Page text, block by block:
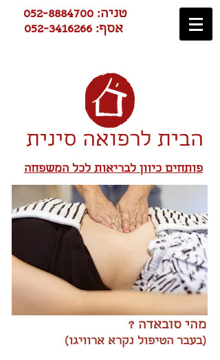
טניה: 052-8884700
אסף: 052-3416266
הבית לרפואה סינית
פותחים כיוון לבריאות לכל המשפחה
מהי סובאדה ?
(בעבר הטיפול נקרא ארוויגו)